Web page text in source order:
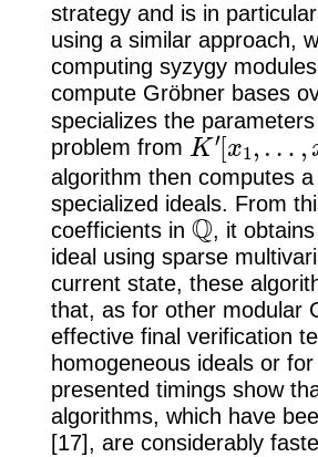
strategy and is in
using a similar approach,
computing syzygy
compute Gröbner bases
specializes the parameters
problem from
K′[x1,…,xn
algorithm then computes
specialized ideals. From
coefficients in
Q
, it
ideal using sparse
current state, these
that, as for other modular
effective final verification
homogeneous ideals or
presented timings show
algorithms, which have
[17], are considerably